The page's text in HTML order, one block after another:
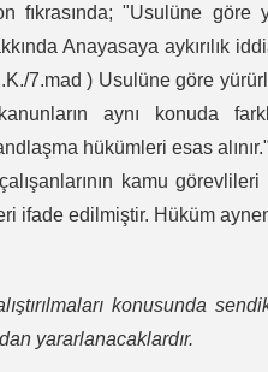
fıkrasında; "Usulüne
Anayasaya aykırılık
7.mad ) Usulüne göre
aynı konuda
hükümleri esas
kamu
ifade edilmiştir. Hüküm
konusunda
yararlanacaklardır.